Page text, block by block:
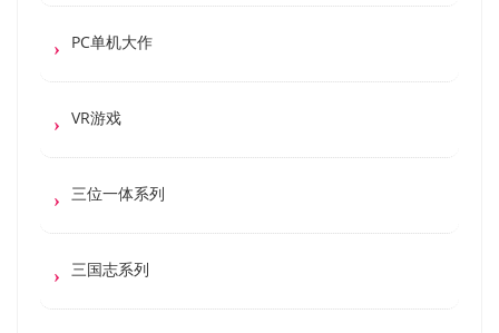
PC单机大作
VR游戏
三位一体系列
三国志系列